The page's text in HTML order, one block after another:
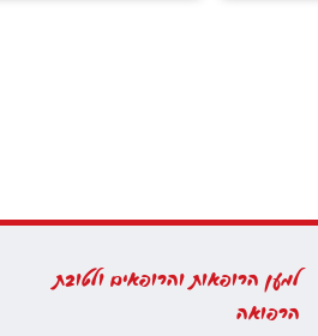
למען הרופאות והרופאים ולטובת
הרפואה